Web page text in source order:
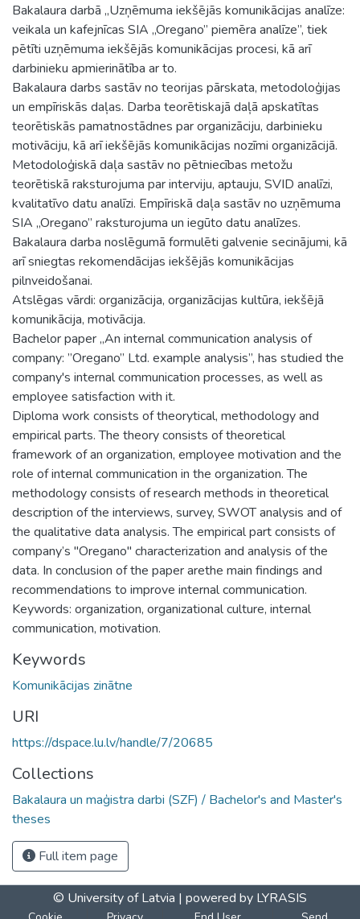
Bakalaura darbā „Uzņēmuma iekšējās komunikācijas analīze:
veikala un kafejnīcas SIA „Oregano” piemēra analīze”, tiek
pētīti uzņēmuma iekšējās komunikācijas procesi, kā arī
darbinieku apmierinātība ar to.
Bakalaura darbs sastāv no teorijas pārskata, metodoloģijas
un empīriskās daļas. Darba teorētiskajā daļā apskatītas
teorētiskās pamatnostādnes par organizāciju, darbinieku
motivāciju, kā arī iekšējās komunikācijas nozīmi organizācijā.
Metodoloģiskā daļa sastāv no pētniecības metožu
teorētiskā raksturojuma par interviju, aptauju, SVID analīzi,
kvalitatīvo datu analīzi. Empīriskā daļa sastāv no uzņēmuma
SIA „Oregano” raksturojuma un iegūto datu analīzes.
Bakalaura darba noslēgumā formulēti galvenie secinājumi, kā
arī sniegtas rekomendācijas iekšējās komunikācijas
pilnveidošanai.
Atslēgas vārdi: organizācija, organizācijas kultūra, iekšējā
komunikācija, motivācija.
Bachelor paper „An internal communication analysis of
company: ”Oregano” Ltd. example analysis”, has studied the
company's internal communication processes, as well as
employee satisfaction with it.
Diploma work consists of theorytical, methodology and
empirical parts. The theory consists of theoretical
framework of an organization, employee motivation and the
role of internal communication in the organization. The
methodology consists of research methods in theoretical
description of the interviews, survey, SWOT analysis and of
the qualitative data analysis. The empirical part consists of
company’s "Oregano" characterization and analysis of the
data. In conclusion of the paper arethe main findings and
recommendations to improve internal communication.
Keywords: organization, organizational culture, internal
communication, motivation.
Keywords
Komunikācijas zinātne
URI
https://dspace.lu.lv/handle/7/20685
Collections
Bakalaura un maģistra darbi (SZF) / Bachelor's and Master's
theses
Full item page
© University of Latvia | powered by LYRASIS